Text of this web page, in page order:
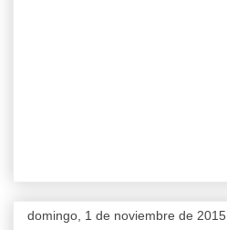
domingo, 1 de noviembre de 2015